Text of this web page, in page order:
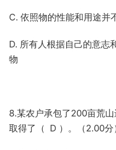
C. 依照物的性能和用途并
D. 所有人根据自己的意志
物
8.某农户承包了200亩荒
取得了（ D ）。（2.00分